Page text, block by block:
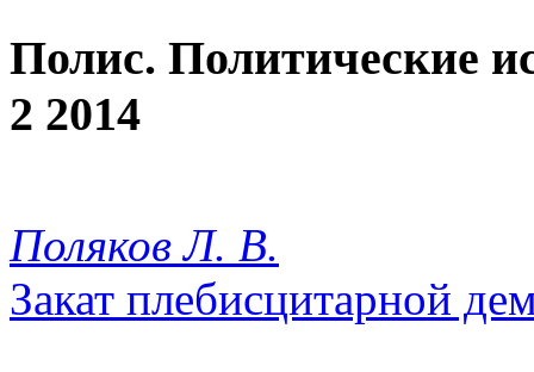
Полис. Политические
2 2014
Поляков Л. В.
Закат плебисцитарной